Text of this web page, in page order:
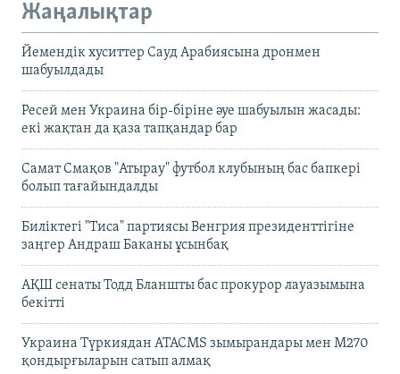
Жаңалықтар
Йемендік хуситтер Сауд Арабиясына дронмен
шабуылдады
Ресей мен Украина бір-біріне әуе шабуылын жасады:
екі жақтан да қаза тапқандар бар
Самат Смақов "Атырау" футбол клубының бас бапкері
болып тағайындалды
Биліктегі "Тиса" партиясы Венгрия президенттігіне
заңгер Андраш Баканы ұсынбақ
АҚШ сенаты Тодд Бланшты бас прокурор лауазымына
бекітті
Украина Түркиядан ATACMS зымырандары мен M270
қондырғыларын сатып алмақ